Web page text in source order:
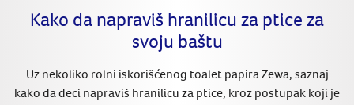
Kako da napraviš hranilicu za ptice za
svoju baštu
Uz nekoliko rolni iskorišćenog toalet papira Zewa, saznaj
kako da deci napraviš hranilicu za ptice, kroz postupak koji je